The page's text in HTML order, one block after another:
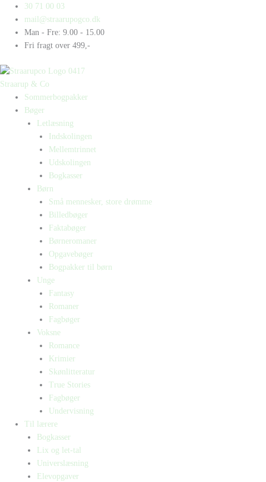
indholdet
30 71 00 03
mail@straarupogco.dk
Man - Fre: 9.00 - 15.00
Fri fragt over 499,-
Straarup & Co
Sommerbogpakker
Bøger
Letlæsning
Indskolingen
Mellemtrinnet
Udskolingen
Bogkasser
Børn
Små mennesker, store drømme
Billedbøger
Faktabøger
Børneromaner
Opgavebøger
Bogpakker til børn
Unge
Fantasy
Romaner
Fagbøger
Voksne
Romance
Krimier
Skønlitteratur
True Stories
Fagbøger
Undervisning
Til lærere
Bogkasser
Lix og let-tal
Universlæsning
Elevopgaver
Products
search
Products
search